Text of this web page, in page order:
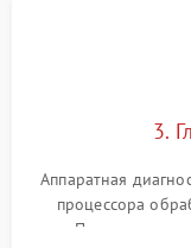
3.
Аппаратная
процессора
Проверка